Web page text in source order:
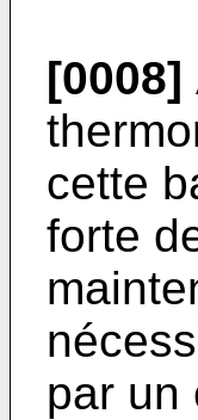
[0008]
cette
forte
par un